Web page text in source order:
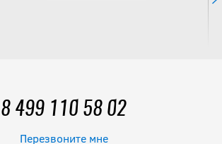
8 499 110 58 02
Перезвоните мне